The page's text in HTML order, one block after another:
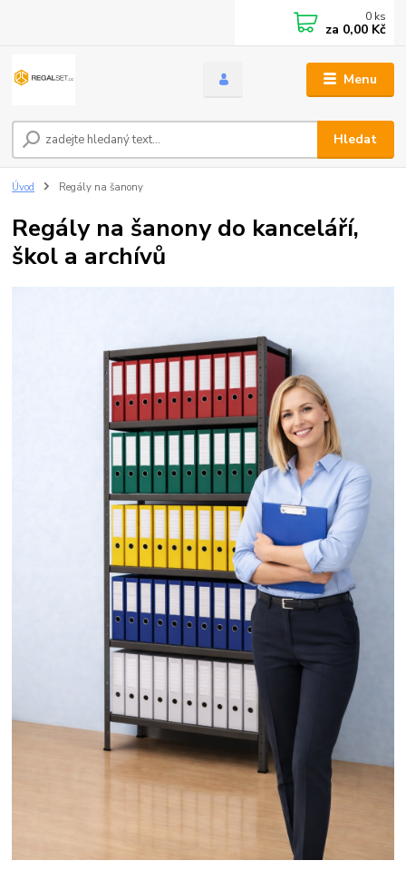
Menu
Hledat
0 ks
za 0,00 Kč
Úvod Regály na šanony
Regály na šanony do kanceláří,
škol a archívů